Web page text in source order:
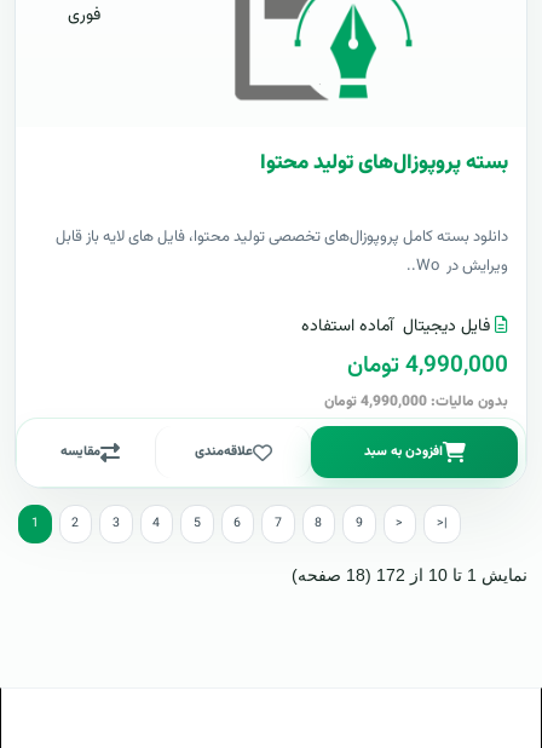
فوری
بسته پروپوزال‌های تولید محتوا
دانلود بسته کامل پروپوزال‌های تخصصی تولید محتوا، فایل های لایه باز قابل
ویرایش در Wo..
فایل دیجیتال آماده استفاده
4,990,000 تومان
بدون مالیات: 4,990,000 تومان
افزودن به سبد علاقه‌مندی مقایسه
1 2 3 4 5 6 7 8 9 > >|
نمایش 1 تا 10 از 172 (18 صفحه)